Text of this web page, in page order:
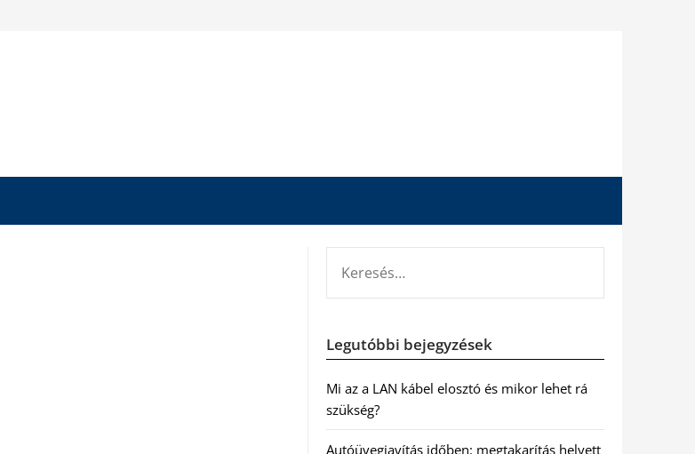
Legutóbbi bejegyzések
Mi az a LAN kábel elosztó és mikor lehet rá
szükség?
Autóüvegjavítás időben: megtakarítás helyett